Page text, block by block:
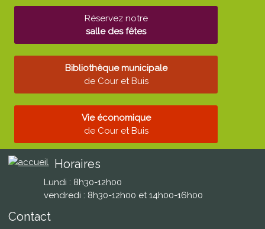
Réservez notre
salle des fêtes
Bibliothèque municipale
de Cour et Buis
Vie économique
de Cour et Buis
Horaires
Lundi : 8h30-12h00
vendredi : 8h30-12h00 et 14h00-16h00
Contact